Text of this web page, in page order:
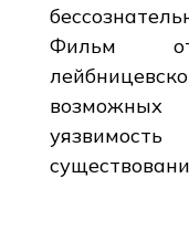
Фильм
возможных